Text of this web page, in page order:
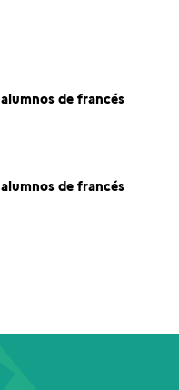
de francés
de francés